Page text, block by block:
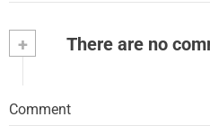
+ There are no
Comment